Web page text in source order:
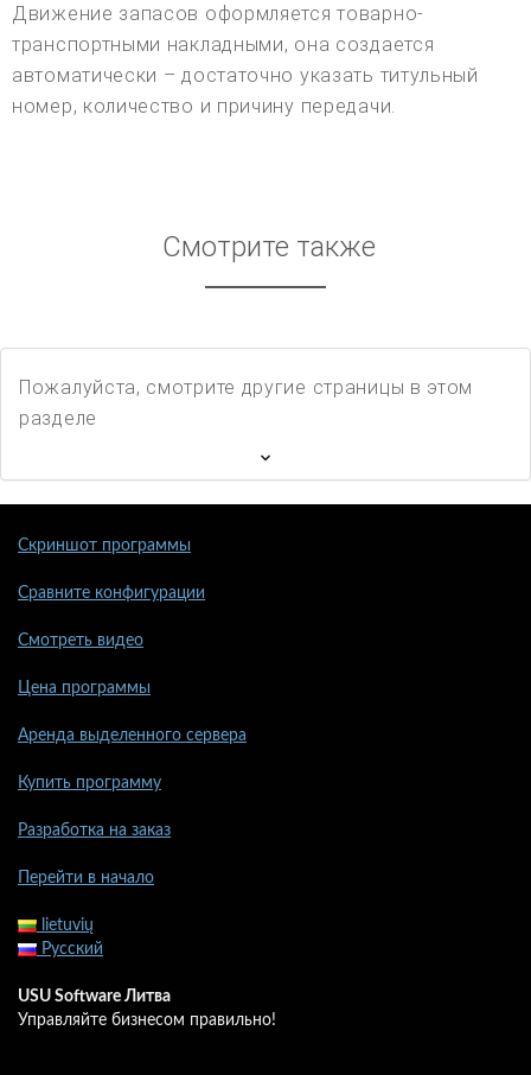
Движение запасов оформляется товарно-
транспортными накладными, она создается
автоматически – достаточно указать титульный
номер, количество и причину передачи.
Смотрите также
Пожалуйста, смотрите другие страницы в этом
разделе
Скриншот программы
Сравните конфигурации
Смотреть видео
Цена программы
Аренда выделенного сервера
Купить программу
Разработка на заказ
Перейти в начало
lietuvių
Русский
USU Software Литва
Управляйте бизнесом правильно!